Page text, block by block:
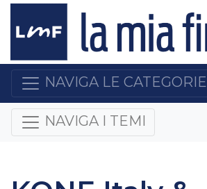
NAVIGA LE CATEGORIE
NAVIGA I TEMI